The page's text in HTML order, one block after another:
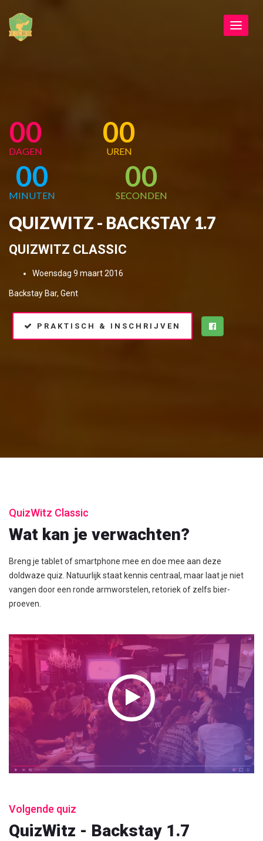
Toggle
00
DAGEN
00
UREN
00
MINUTEN
00
SECONDEN
QUIZWITZ - BACKSTAY 1.7
QUIZWITZ CLASSIC
Woensdag 9 maart 2016
Backstay Bar, Gent
PRAKTISCH & INSCHRIJVEN
QuizWitz Classic
Wat kan je verwachten?
Breng je tablet of smartphone mee en doe mee aan deze
doldwaze quiz. Natuurlijk staat kennis centraal, maar laat je niet
vangen door een ronde armworstelen, retoriek of zelfs bier-
proeven.
Volgende quiz
QuizWitz - Backstay 1.7